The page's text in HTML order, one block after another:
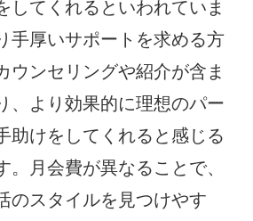
してくれるといわれていま
手厚いサポートを求める方
ウンセリングや紹介が含ま
、より効果的に理想のパー
助けをしてくれると感じる
。月会費が異なることで、
のスタイルを見つけやす